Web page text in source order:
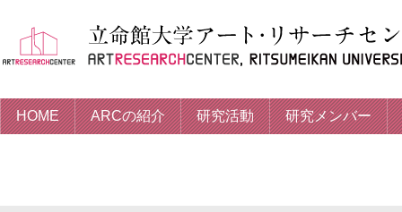
HOME ARCの紹介 研究活動 研究メンバー